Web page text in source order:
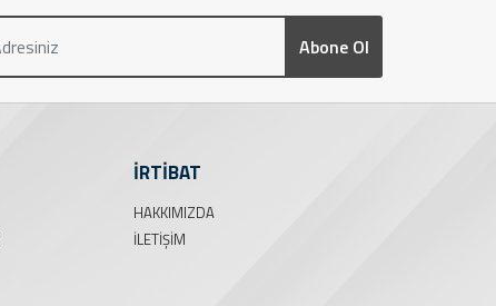
Abone Ol
İRTİBAT
HAKKIMIZDA
İLETIŞIM